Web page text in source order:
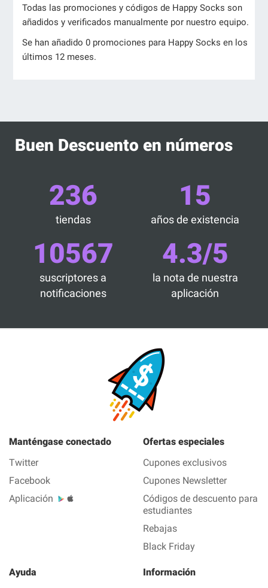
Todas las promociones y códigos de Happy Socks son
añadidos y verificados manualmente por nuestro equipo.
Se han añadido 0 promociones para Happy Socks en los
últimos 12 meses.
Buen Descuento en números
236
tiendas
15
años de existencia
10567
suscriptores a
notificaciones
4.3/5
la nota de nuestra
aplicación
Manténgase conectado
Twitter
Facebook
Aplicación
Ofertas especiales
Cupones exclusivos
Cupones Newsletter
Códigos de descuento para
estudiantes
Rebajas
Black Friday
Ayuda
Información